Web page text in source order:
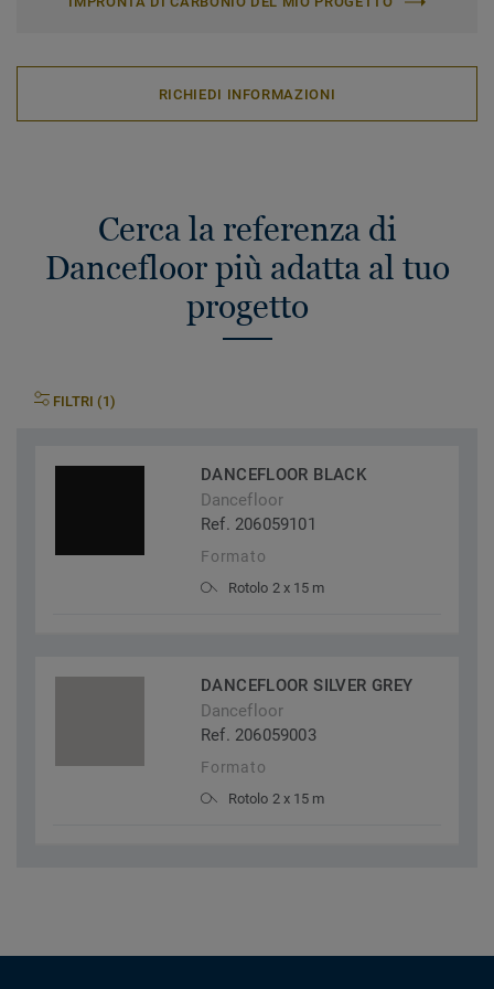
RICHIEDI INFORMAZIONI
Cerca la referenza di
Dancefloor più adatta al tuo
progetto
FILTRI (1)
DANCEFLOOR BLACK
Dancefloor
Ref. 206059101
Formato
Rotolo 2 x 15 m
DANCEFLOOR SILVER GREY
Dancefloor
Ref. 206059003
Formato
Rotolo 2 x 15 m